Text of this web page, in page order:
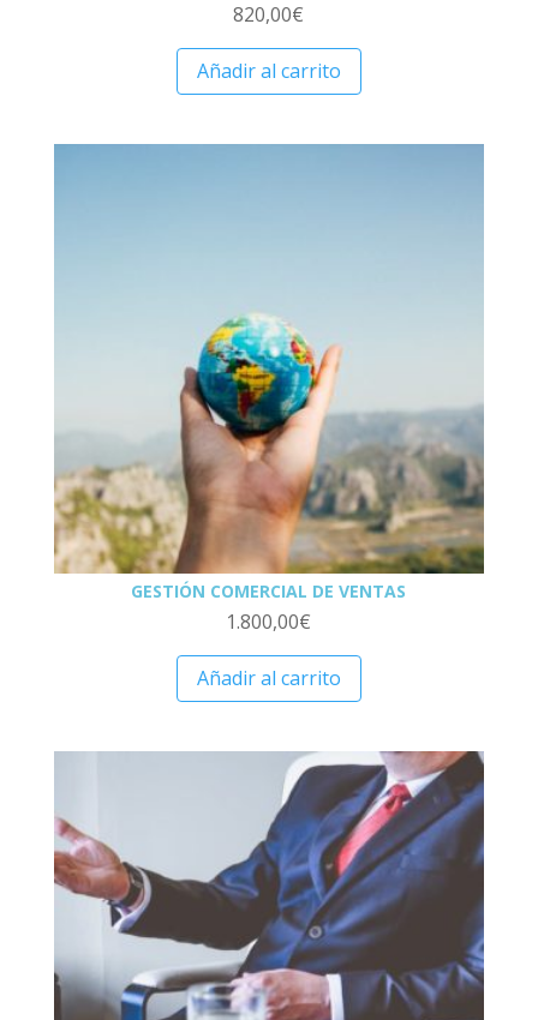
820,00€
Añadir al carrito
GESTIÓN COMERCIAL DE VENTAS
1.800,00€
Añadir al carrito